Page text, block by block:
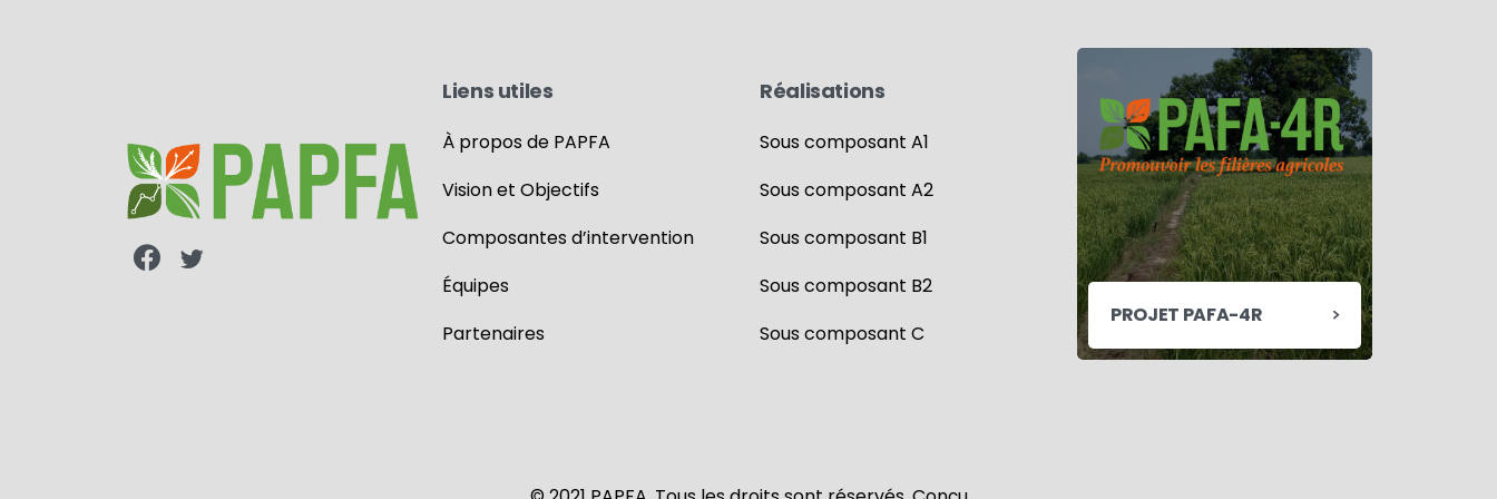
Liens utiles
À propos de PAPFA
Vision et Objectifs
Composantes d’intervention
Équipes
Partenaires
Réalisations
Sous composant A1
Sous composant A2
Sous composant B1
Sous composant B2
Sous composant C
PROJET PAFA-4R